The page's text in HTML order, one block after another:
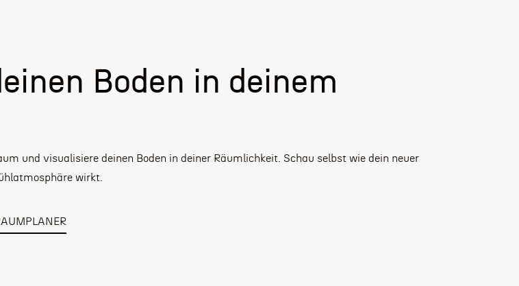
Boden in deinem
und visualisiere deinen Boden in deiner Räumlichkeit. Schau selbst wie dein neuer
wirkt.